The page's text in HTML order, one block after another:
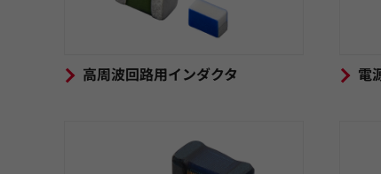
高周波回路用インダクタ 電